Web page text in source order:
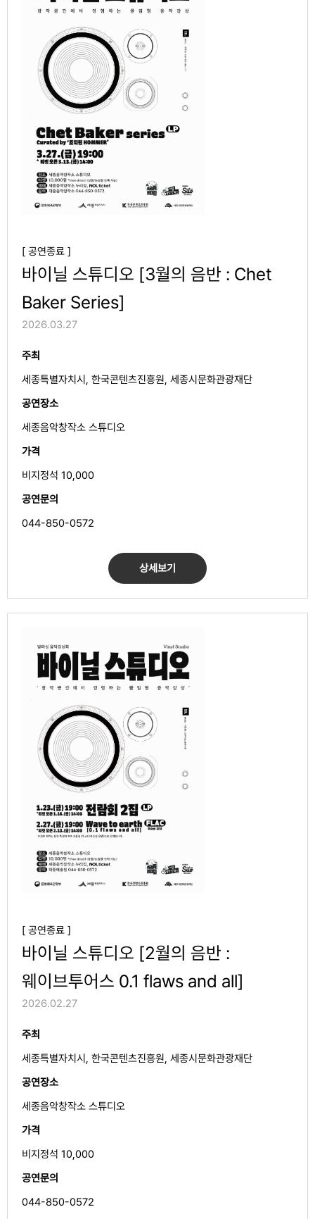
[ 공연종료 ]
바이닐 스튜디오 [3월의 음반 : Chet
Baker Series]
2026.03.27
주최
세종특별자치시, 한국콘텐츠진흥원, 세종시문화관광재단
공연장소
세종음악창작소 스튜디오
가격
비지정석 10,000
공연문의
044-850-0572
상세보기
[ 공연종료 ]
바이닐 스튜디오 [2월의 음반 :
웨이브투어스 0.1 flaws and all]
2026.02.27
주최
세종특별자치시, 한국콘텐츠진흥원, 세종시문화관광재단
공연장소
세종음악창작소 스튜디오
가격
비지정석 10,000
공연문의
044-850-0572